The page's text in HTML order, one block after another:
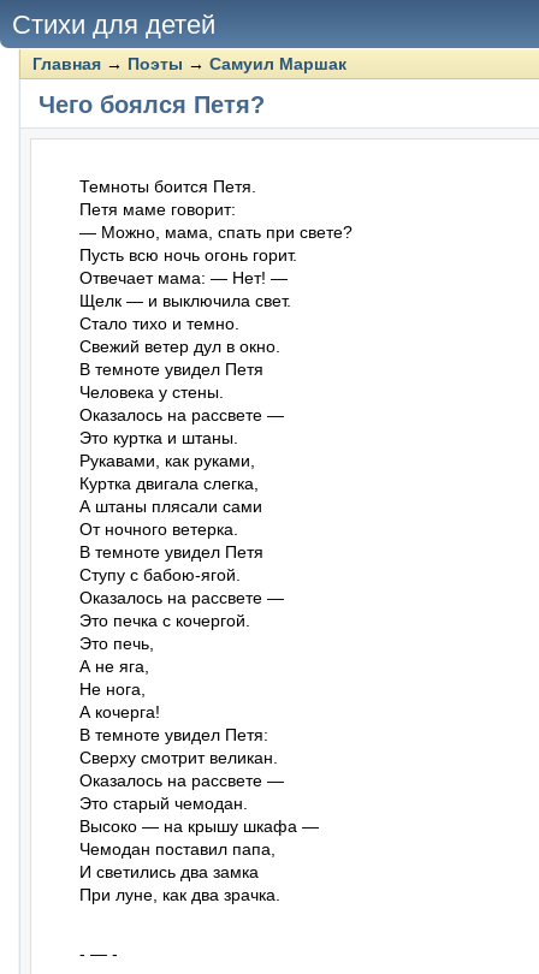
Стихи для детей
Главная → Поэты → Самуил Маршак
Чего боялся Петя?
Темноты боится Петя.
Петя маме говорит:
— Можно, мама, спать при свете?
Пусть всю ночь огонь горит.
Отвечает мама: — Нет! —
Щелк — и выключила свет.
Стало тихо и темно.
Свежий ветер дул в окно.
В темноте увидел Петя
Человека у стены.
Оказалось на рассвете —
Это куртка и штаны.
Рукавами, как руками,
Куртка двигала слегка,
А штаны плясали сами
От ночного ветерка.
В темноте увидел Петя
Ступу с бабою-ягой.
Оказалось на рассвете —
Это печка с кочергой.
Это печь,
А не яга,
Не нога,
А кочерга!
В темноте увидел Петя:
Сверху смотрит великан.
Оказалось на рассвете —
Это старый чемодан.
Высоко — на крышу шкафа —
Чемодан поставил папа,
И светились два замка
При луне, как два зрачка.
- — -